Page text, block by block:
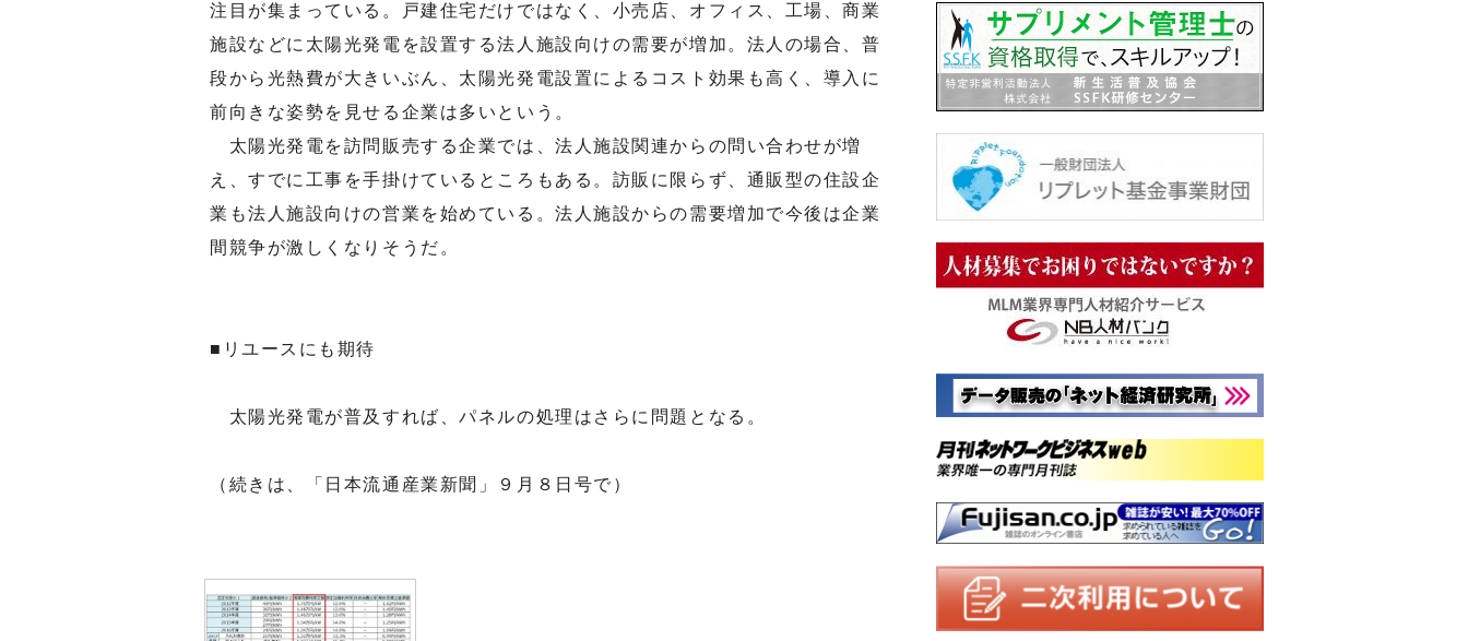
注目が集まっている。戸建住宅だけではなく、小売店、オフィス、工場、商業
施設などに太陽光発電を設置する法人施設向けの需要が増加。法人の場合、普
段から光熱費が大きいぶん、太陽光発電設置によるコスト効果も高く、導入に
前向きな姿勢を見せる企業は多いという。
太陽光発電を訪問販売する企業では、法人施設関連からの問い合わせが増
え、すでに工事を手掛けているところもある。訪販に限らず、通販型の住設企
業も法人施設向けの営業を始めている。法人施設からの需要増加で今後は企業
間競争が激しくなりそうだ。
■リユースにも期待
太陽光発電が普及すれば、パネルの処理はさらに問題となる。
（続きは、「日本流通産業新聞」９月８日号で）